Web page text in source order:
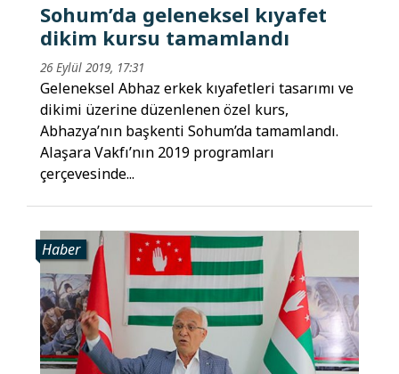
Sohum’da geleneksel kıyafet
dikim kursu tamamlandı
26 Eylül 2019, 17:31
Geleneksel Abhaz erkek kıyafetleri tasarımı ve
dikimi üzerine düzenlenen özel kurs,
Abhazya’nın başkenti Sohum’da tamamlandı.
Alaşara Vakfı’nın 2019 programları
çerçevesinde...
Haber